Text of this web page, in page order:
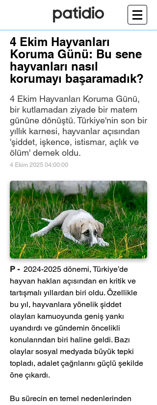
4 Ekim Hayvanları
Koruma Günü: Bu sene
hayvanları nasıl
korumayı başaramadık?
4 Ekim Hayvanları Koruma Günü,
bir kutlamadan ziyade bir matem
gününe dönüştü. Türkiye'nin son bir
yıllık karnesi, hayvanlar açısından
'şiddet, işkence, istismar, açlık ve
ölüm' demek oldu.
4 Ekim 2025 04:00:00
P - 2024-2025 dönemi, Türkiye’de
hayvan hakları açısından en kritik ve
tartışmalı yıllardan biri oldu. Özellikle
bu yıl, hayvanlara yönelik şiddet
olayları kamuoyunda geniş yankı
uyandırdı ve gündemin öncelikli
konularından biri haline geldi. Bazı
olaylar sosyal medyada büyük tepki
topladı, adalet çağrılarını güçlü şekilde
öne çıkardı.
Bu sürecin en temel nedenlerinden